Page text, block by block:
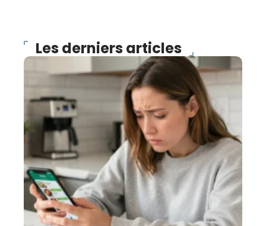
Les derniers articles